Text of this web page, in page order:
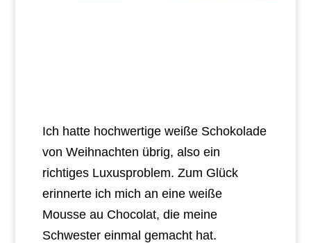
Ich hatte hochwertige weiße Schokolade
von Weihnachten übrig, also ein
richtiges Luxusproblem. Zum Glück
erinnerte ich mich an eine weiße
Mousse au Chocolat, die meine
Schwester einmal gemacht hat.